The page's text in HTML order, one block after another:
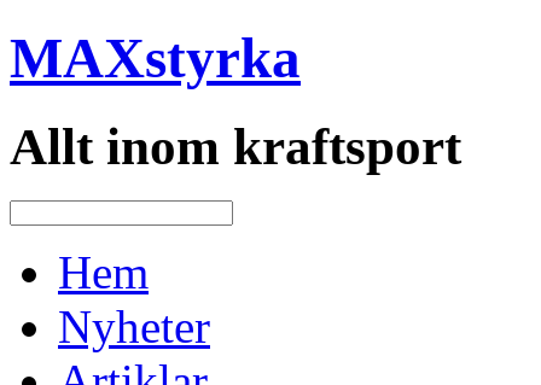
MAXstyrka
Allt inom kraftsport
Hem
Nyheter